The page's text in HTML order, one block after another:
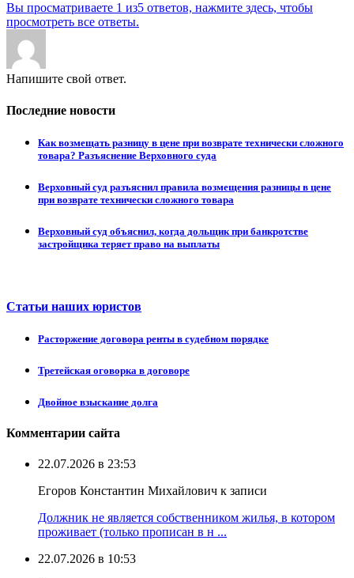
Вы просматриваете 1 из5 ответов, нажмите здесь, чтобы
просмотреть все ответы.
Напишите свой ответ.
Последние новости
Как возмещать разницу в цене при возврате технически сложного
товара? Разъяснение Верховного суда
Верховный суд разъяснил правила возмещения разницы в цене
при возврате технически сложного товара
Верховный суд объяснил, когда дольщик при банкротстве
застройщика теряет право на выплаты
Статьи наших юристов
Расторжение договора ренты в судебном порядке
Третейская оговорка в договоре
Двойное взыскание долга
Комментарии сайта
22.07.2026 в 23:53
Егоров Константин Михайлович к записи
Должник не является собственником жилья, в котором
проживает (только прописан в н ...
22.07.2026 в 10:53